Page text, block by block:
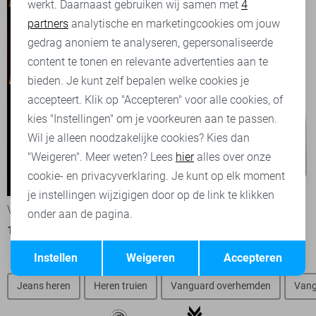
-30%
Vanguard Colbert
175,00
-50%
Jeans heren Heren truien Vanguard overhemden
Analytische cookies
Marketing cookies
Terug Opslaan
werkt. Daarnaast gebruiken wij samen met 4
partners analytische en marketingcookies om jouw
gedrag anoniem te analyseren, gepersonaliseerde
content te tonen en relevante advertenties aan te
bieden. Je kunt zelf bepalen welke cookies je
accepteert. Klik op "Accepteren" voor alle cookies, of
kies "Instellingen" om je voorkeuren aan te passen.
Wil je alleen noodzakelijke cookies? Kies dan
"Weigeren". Meer weten? Lees hieralles over onze
cookie- en privacyverklaring. Je kunt op elk moment
je instellingen wijzigigen door op de link te klikken
onder aan de pagina.
Accepteren
Weigeren
Instellen